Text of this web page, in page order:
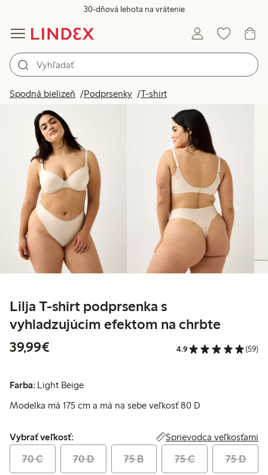
30-dňová lehota na vrátenie
Spodná bielizeň Podprsenky T-shirtProdukty na obrázku
Lilja T-shirt podprsenka s
vyhladzujúcim efektom na chrbte
39,99€
4.9 (59)
Farba: Light Beige
Modelka má 175 cm a má na sebe veľkosť 80 D
Vybrať veľkosť:
Vybrať veľkosť: Sprievodca veľkosťami
70 C 70 D 75 B 75 C 75 D